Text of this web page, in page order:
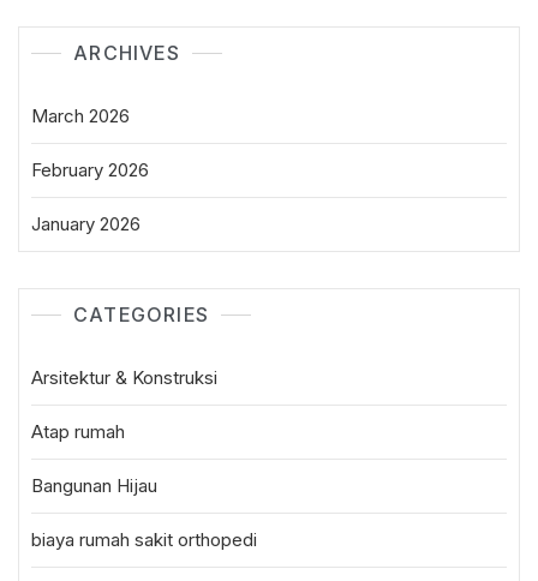
ARCHIVES
March 2026
February 2026
January 2026
CATEGORIES
Arsitektur & Konstruksi
Atap rumah
Bangunan Hijau
biaya rumah sakit orthopedi